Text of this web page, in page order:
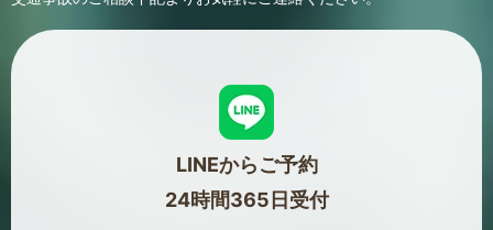
LINEからご予約
24時間365日受付